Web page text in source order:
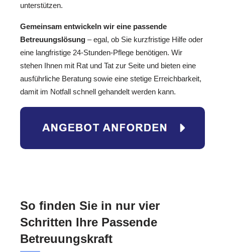
unterstützen.
Gemeinsam entwickeln wir eine passende
Betreuungslösung – egal, ob Sie kurzfristige Hilfe oder
eine langfristige 24-Stunden-Pflege benötigen. Wir
stehen Ihnen mit Rat und Tat zur Seite und bieten eine
ausführliche Beratung sowie eine stetige Erreichbarkeit,
damit im Notfall schnell gehandelt werden kann.
So finden Sie in nur vier
Schritten Ihre Passende
Betreuungskraft